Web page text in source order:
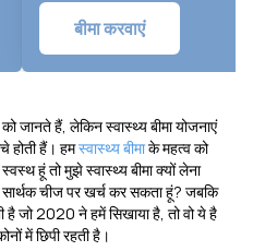
बीमा करवाएं
जानते हैं, लेकिन स्वास्थ्य बीमा योजनाएं
होती हैं। हमस्वास्थ्य बीमाके महत्व को
हूं तो मुझे स्वास्थ्य बीमा क्यों लेना
सार्थक चीज पर खर्च कर सकता हूं? जबकि
जो 2020 ने हमें सिखाया है, तो वो ये है
में छिपी रहती है।